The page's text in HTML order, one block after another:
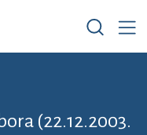
(22.12.2003.